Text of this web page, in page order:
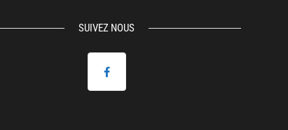
SUIVEZ NOUS